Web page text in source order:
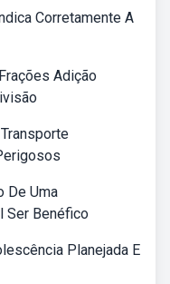
Corretamente A
Adição
De Uma
Ser Benéfico
Planejada E